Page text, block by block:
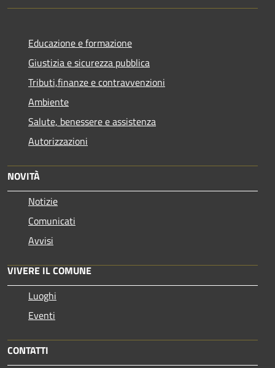
Educazione e formazione
Giustizia e sicurezza pubblica
Tributi,finanze e contravvenzioni
Ambiente
Salute, benessere e assistenza
Autorizzazioni
NOVITÀ
Notizie
Comunicati
Avvisi
VIVERE IL COMUNE
Luoghi
Eventi
CONTATTI